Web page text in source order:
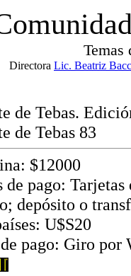
Temas
Directora Lic. Beatriz
de Tebas.
de Tebas 83
$12000
de pago:
depósito o
U$S20
pago: Giro por